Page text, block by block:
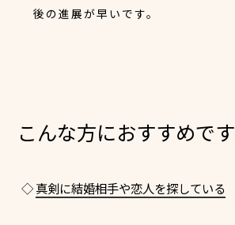
後の進展が早いです。
こんな方におすすめです
◇真剣に結婚相手や恋人を探している